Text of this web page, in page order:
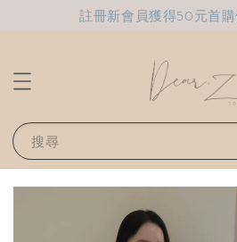
註冊新會員獲得50元首
搜尋